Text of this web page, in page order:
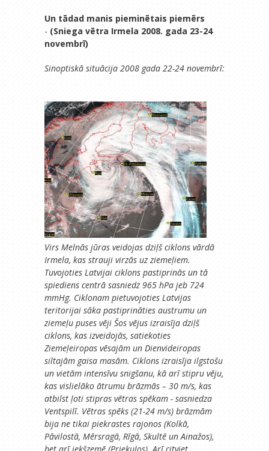
Un tādad manis pieminētais piemērs
- (Sniega vētra Irmela 2008. gada 23-24
novembrī)
Sinoptiskā situācija 2008 gada 22-24 novembrī:
Virs Melnās jūras veidojas dziļš ciklons vārdā
Irmela, kas strauji virzās uz ziemeļiem.
Tuvojoties Latvijai ciklons pastiprinās un tā
spiediens centrā sasniedz 965 hPa jeb 724
mmHg. Ciklonam pietuvojoties Latvijas
teritorijai sāka pastiprināties austrumu un
ziemeļu puses vēji Šos vējus izraisīja dziļš
ciklons, kas izveidojās, satiekoties
Ziemeļeiropas vēsajām un Dienvideiropas
siltajām gaisa masām. Ciklons izraisīja ilgstošu
un vietām intensīvu snigšanu, kā arī stipru vēju,
kas vislielāko ātrumu brāzmās – 30 m/s, kas
atbilst ļoti stipras vētras spēkam - sasniedza
Ventspilī. Vētras spēks (21-24 m/s) brāzmām
bija ne tikai piekrastes rajonos (Kolkā,
Pāvilostā, Mērsragā, Rīgā, Skultē un Ainažos),